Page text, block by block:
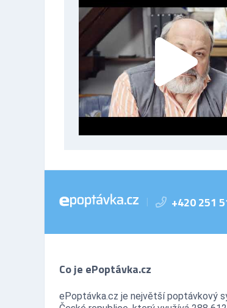
| +420 251
Co je ePoptávka.cz
ePoptávka.cz je největší poptávkový